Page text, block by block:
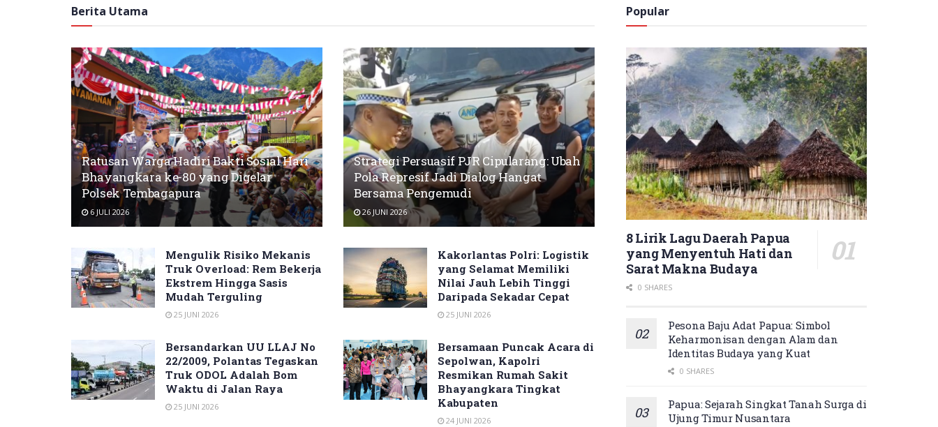
Berita Utama
Ratusan Warga Hadiri Bakti Sosial Hari
Bhayangkara ke-80 yang Digelar
Polsek Tembagapura
6 JULI 2026
Strategi Persuasif PJR Cipularang: Ubah
Pola Represif Jadi Dialog Hangat
Bersama Pengemudi
26 JUNI 2026
Mengulik Risiko Mekanis
Truk Overload: Rem Bekerja
Ekstrem Hingga Sasis
Mudah Terguling
25 JUNI 2026
Kakorlantas Polri: Logistik
yang Selamat Memiliki
Nilai Jauh Lebih Tinggi
Daripada Sekadar Cepat
25 JUNI 2026
Bersandarkan UU LLAJ No
22/2009, Polantas Tegaskan
Truk ODOL Adalah Bom
Waktu di Jalan Raya
25 JUNI 2026
Bersamaan Puncak Acara di
Sepolwan, Kapolri
Resmikan Rumah Sakit
Bhayangkara Tingkat
Kabupaten
24 JUNI 2026
Popular
8 Lirik Lagu Daerah Papua
yang Menyentuh Hati dan
Sarat Makna Budaya
0 SHARES
Pesona Baju Adat Papua: Simbol
Keharmonisan dengan Alam dan
Identitas Budaya yang Kuat
0 SHARES
Papua: Sejarah Singkat Tanah Surga di
Ujung Timur Nusantara